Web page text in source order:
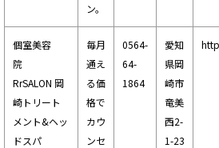
ン。
個室美容
院
RrSALON 岡
崎トリート
メント&ヘッ
ドスパ
毎月
通え
る価
格で
カウ
ンセ
0564-
64-
1864
愛知
県岡
崎市
竜美
西2-
1-23